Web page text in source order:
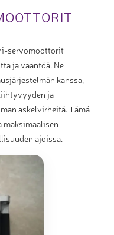
servomoottorit
ja vääntöä. Ne
kanssa,
ja
askelvirheitä. Tämä
maksimaalisen
ajoissa.